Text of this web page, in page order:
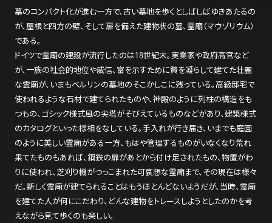
墓のコンパクト化が進む一方で、古い墓地を歩くとしばしばゆきあたるの
が、屋根と四方の壁、そして扉を備えた建物状の墓、霊廟（マウゾリウム）
である。
ドイツで霊廟の建設が流行したのは18世紀末。実業家や政府高官など
が、一族の社会的地位や威信、富を示すために贅を凝らして建てた壮麗
な霊廟が、いまもベルリンの墓地のそこかしこに残っている。高級邸宅で
使われるような石材で建てられたものや、神殿のように列柱の構造をも
つもの、ゴシック様式風の尖塔がそびえているものなどがあり、建築様式
のカタログといった様相をなしている。手入れが行き届き、いまでも庭園
のように美しい霊廟がある一方、もはや管理するものがいなくなり荒れ
果てたものもあれば、鋼鉄の扉があとから付け足されたもの、物置がわ
りに使われ、芝刈り機がつっこまれた可哀想な霊廟まで、その現在は様々
だ。新しく霊廟が建てられることはもうほとんどないようだが、当時、霊廟
を建てた人が何にこだわり、どんな建物をトレースしようとしたのかを考
えながら見て歩くのも楽しい。